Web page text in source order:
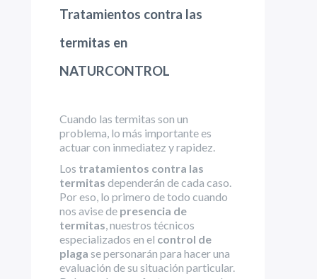
Tratamientos contra las
termitas en
NATURCONTROL
Cuando las termitas son un
problema, lo más importante es
actuar con inmediatez y rapidez.
Los tratamientos contra las
termitas dependerán de cada caso.
Por eso, lo primero de todo cuando
nos avise de presencia de
termitas , nuestros técnicos
especializados en el control de
plaga se personarán para hacer una
evaluación de su situación particular.